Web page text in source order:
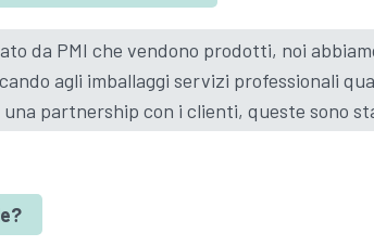
da PMI che vendono prodotti, noi
agli imballaggi servizi professionali
partnership con i clienti, queste sono